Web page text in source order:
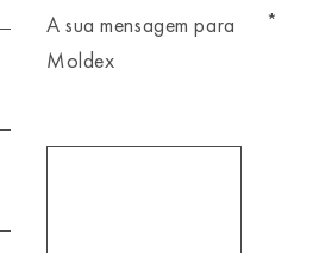
A sua mensagem para
Moldex
*